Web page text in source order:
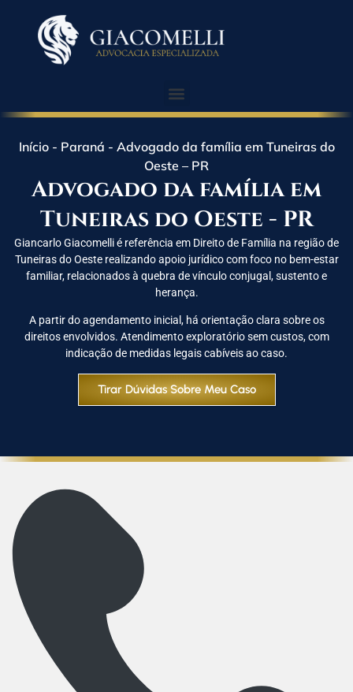
Início- Paraná - Advogado da família em Tuneiras do
Oeste – PR
Advogado da família em
Tuneiras do Oeste - PR
Giancarlo Giacomelli é referência em Direito de Família na região de
Tuneiras do Oeste realizando apoio jurídico com foco no bem-estar
familiar, relacionados à quebra de vínculo conjugal, sustento e
herança.
A partir do agendamento inicial, há orientação clara sobre os
direitos envolvidos. Atendimento exploratório sem custos, com
indicação de medidas legais cabíveis ao caso.
Tirar Dúvidas Sobre Meu Caso